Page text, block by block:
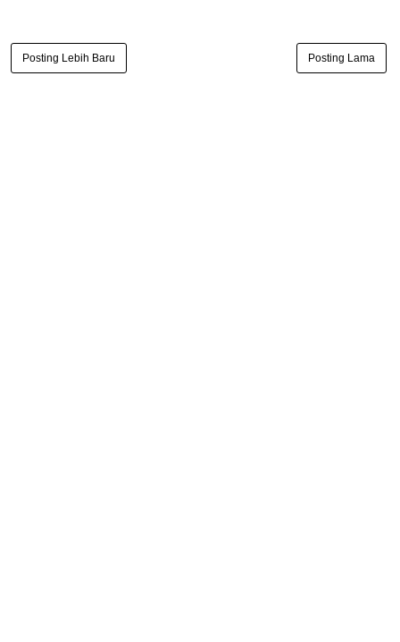
Posting Lebih Baru Posting Lama